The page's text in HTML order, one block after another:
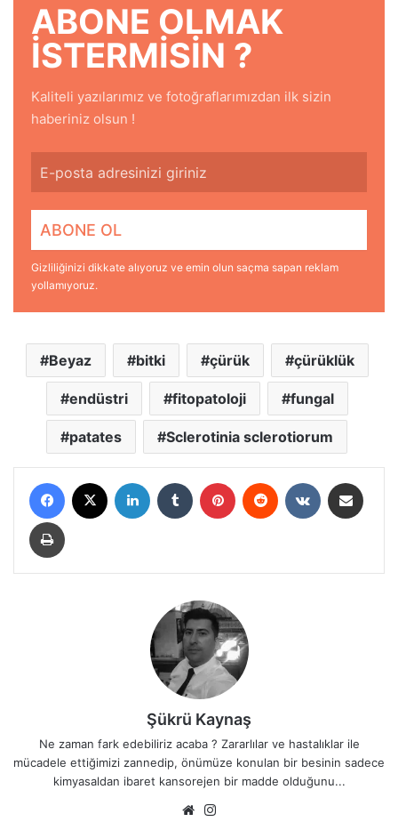
ABONE OLMAK
ISTERMISIN ?
Kaliteli yazılarımız ve fotoğraflarımızdan ilk sizin
haberiniz olsun !
Gizliliğinizi dikkate alıyoruz ve emin olun saçma sapan reklam
yollamıyoruz.
Beyaz bitki çürük çürüklük
endüstri fitopatoloji fungal
patates Sclerotinia sclerotiorum
Şükrü Kaynaş
Ne zaman fark edebiliriz acaba ? Zararlılar ve hastalıklar ile
mücadele ettiğimizi zannedip, önümüze konulan bir besinin sadece
kimyasaldan ibaret kansorejen bir madde olduğunu...
We